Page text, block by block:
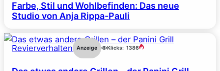
Farbe, Stil und Wohlbefinden: Das neue
Studio von Anja Rippa-Pauli
Revierverhalten Anzeige Klicks: 1386